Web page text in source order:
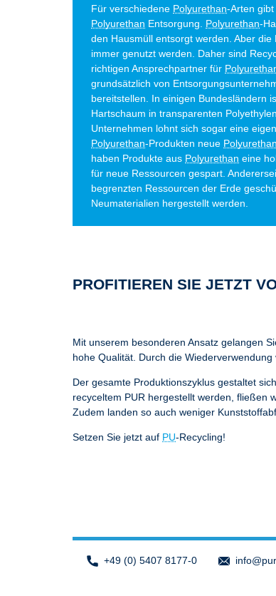
Für verschiedene Polyurethan-Arten
Polyurethan Entsorgung. Polyurethan-
den Hausmüll entsorgt werden. Aber die
immer genutzt werden. Daher sind
richtigen Ansprechpartner für
grundsätzlich von
bereitstellen. In einigen Bundesländern
Hartschaum in transparenten
Unternehmen lohnt sich sogar eine
Polyurethan-Produkten neue Polyurethan
haben Produkte aus Polyurethan eine
für neue Ressourcen gespart.
begrenzten Ressourcen der Erde
Neumaterialien hergestellt werden.
PROFITIEREN SIE JETZT
Mit unserem besonderen Ansatz gelangen
hohe Qualität. Durch die
Der gesamte Produktionszyklus gestaltet
recyceltem PUR hergestellt werden, fließen
Zudem landen so auch weniger
Setzen Sie jetzt auf PU-Recycling!
+49 (0) 5407 8177-0 info